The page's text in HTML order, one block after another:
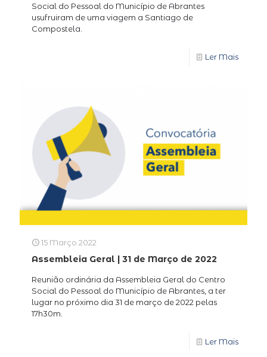
Social do Pessoal do Município de Abrantes
usufruiram de uma viagem a Santiago de
Compostela.
Ler Mais
15 Março 2022
Assembleia Geral | 31 de Março de 2022
Reunião ordinária da Assembleia Geral do Centro
Social do Pessoal do Município de Abrantes, a ter
lugar no próximo dia 31 de março de 2022 pelas
17h30m.
Ler Mais